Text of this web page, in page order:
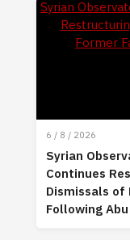
6 / 8 / 2026
Syrian
Continues
Dismissals of
Following